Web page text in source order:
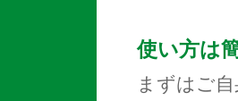
使い方は
まずはご